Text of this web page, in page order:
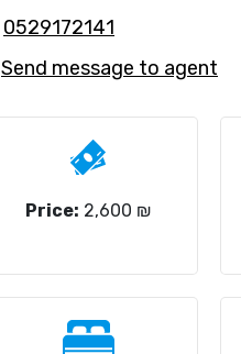
0529172141
Send message to agent
Price: 2,600 ₪